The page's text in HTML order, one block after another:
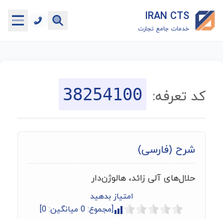
IRAN CTS
خدمات جامع تجارت
جستجوگر تعرفه گمرکی
ماشین حساب گمرکی
کد تعرفه: 38254100
شرح (فارسی)
حلال‌های آلی زائد، هالوژن‌دار
امتیاز بدهید
[مجموع: 0 میانگین: 0
]